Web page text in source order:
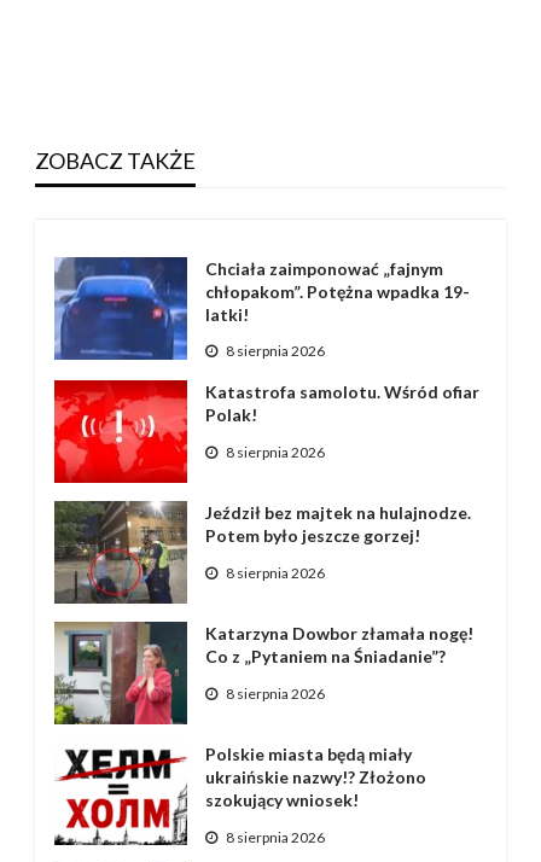
ZOBACZ TAKŻE
Chciała zaimponować „fajnym
chłopakom”. Potężna wpadka 19-
latki!
8 sierpnia 2026
Katastrofa samolotu. Wśród ofiar
Polak!
8 sierpnia 2026
Jeździł bez majtek na hulajnodze.
Potem było jeszcze gorzej!
8 sierpnia 2026
Katarzyna Dowbor złamała nogę!
Co z „Pytaniem na Śniadanie”?
8 sierpnia 2026
Polskie miasta będą miały
ukraińskie nazwy!? Złożono
szokujący wniosek!
8 sierpnia 2026